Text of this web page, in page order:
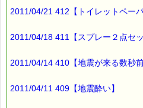
2011/04/21 412【トイレットペー
2011/04/18 411【スプレー２点セ
2011/04/14 410【地震が来る数秒前
2011/04/11 409【地震酔い】